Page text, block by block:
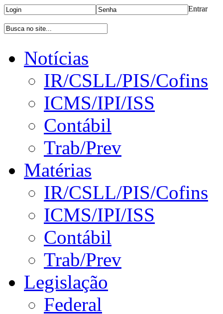
Entrar
Notícias
IR/CSLL/PIS/Cofins
ICMS/IPI/ISS
Contábil
Trab/Prev
Matérias
IR/CSLL/PIS/Cofins
ICMS/IPI/ISS
Contábil
Trab/Prev
Legislação
Federal